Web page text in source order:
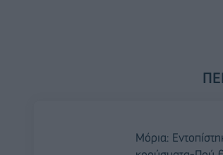
Μόρια: